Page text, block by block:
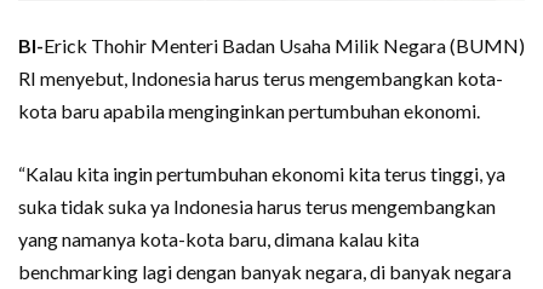
BI-Erick Thohir Menteri Badan Usaha Milik Negara (BUMN)
RI menyebut, Indonesia harus terus mengembangkan kota-
kota baru apabila menginginkan pertumbuhan ekonomi.
“Kalau kita ingin pertumbuhan ekonomi kita terus tinggi, ya
suka tidak suka ya Indonesia harus terus mengembangkan
yang namanya kota-kota baru, dimana kalau kita
benchmarking lagi dengan banyak negara, di banyak negara